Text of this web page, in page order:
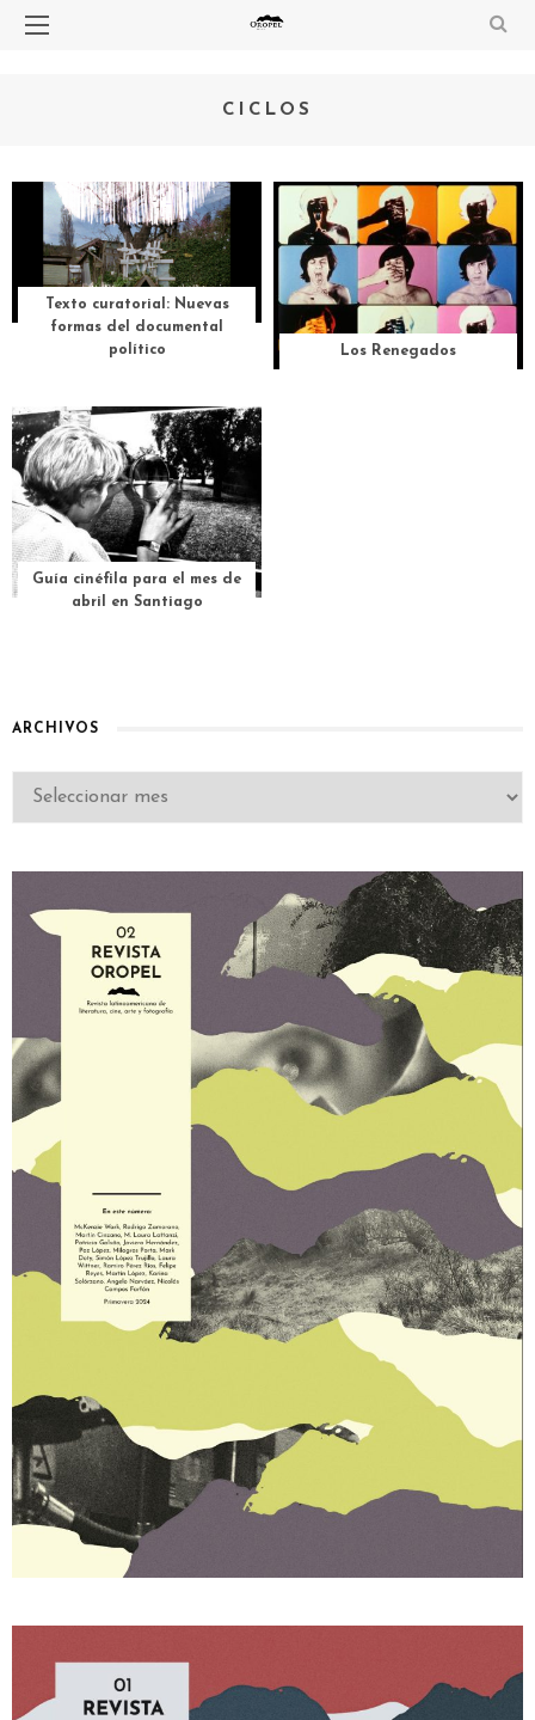
CICLOS
Texto curatorial: Nuevas
formas del documental
político
Los Renegados
Guía cinéfila para el mes de
abril en Santiago
ARCHIVOS